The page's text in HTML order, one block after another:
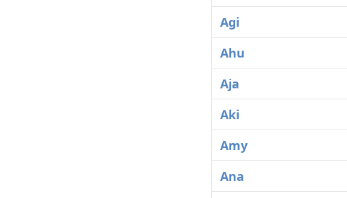
Agi
Ahu
Aja
Aki
Amy
Ana